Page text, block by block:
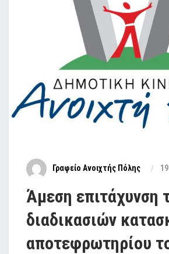
Γραφείο Ανοιχτής Πόλης
Άμεση επιτάχυνση
διαδικασιών
αποτεφρωτηρίου